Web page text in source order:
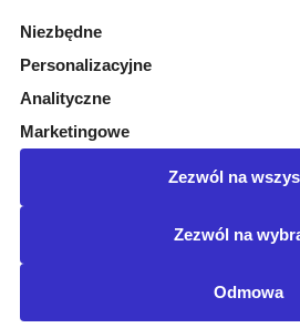
Kontakt
Kontakt
Infolinia 800 800 707
kontakt@pressinfo.pl
Niezbędne
Personalizacyjne
Analityczne
Marketingowe
Zezwól na
Zezwól na
Odmowa